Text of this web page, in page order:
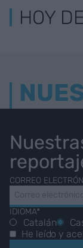
HOY
CORREO
IDIOMA*
Catalán
He leído y